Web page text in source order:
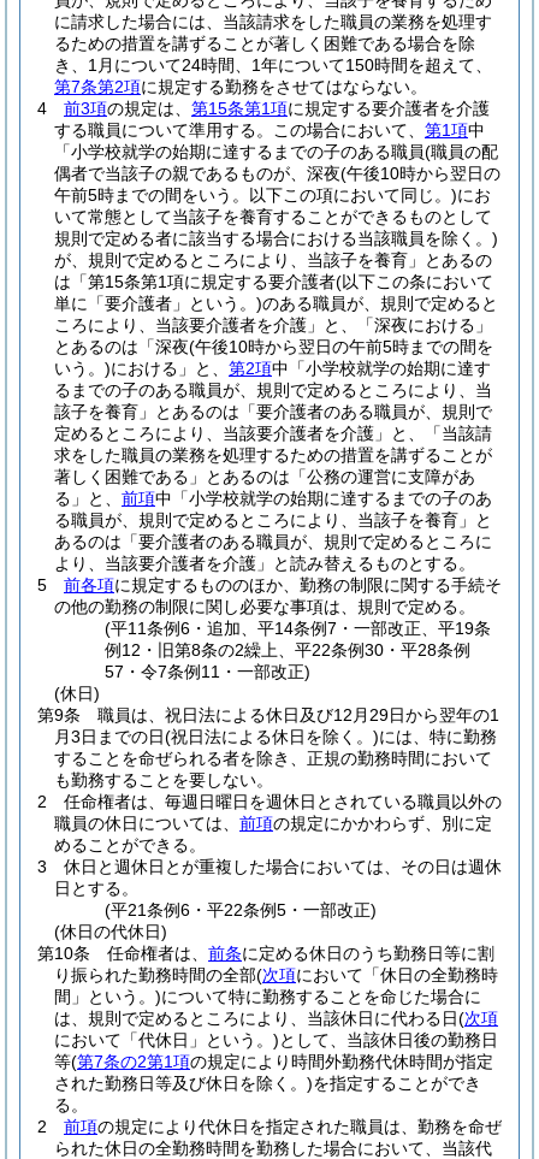
に請求した場合には、当該請求をした職員の業務を処理す
るための措置を講ずることが著しく困難である場合を除
き、1月について24時間、1年について150時間を超えて、
第7条第2項に規定する勤務をさせてはならない。
4
前3項の規定は、 第15条第1項に規定する要介護者を介護
する職員について準用する。
この場合において、 第1項中
「小学校就学の始期に達するまでの子のある職員(職員の配
偶者で当該子の親であるものが、深夜(午後10時から翌日の
午前5時までの間をいう。以下この項において同じ。)にお
いて常態として当該子を養育することができるものとして
規則で定める者に該当する場合における当該職員を除く。)
が、規則で定めるところにより、当該子を養育」とあるの
は「第15条第1項に規定する要介護者(以下この条において
単に「要介護者」という。)のある職員が、規則で定めると
ころにより、当該要介護者を介護」と、「深夜における」
とあるのは「深夜(午後10時から翌日の午前5時までの間を
いう。)における」と、 第2項中「小学校就学の始期に達す
るまでの子のある職員が、規則で定めるところにより、当
該子を養育」とあるのは「要介護者のある職員が、規則で
定めるところにより、当該要介護者を介護」と、「当該請
求をした職員の業務を処理するための措置を講ずることが
著しく困難である」とあるのは「公務の運営に支障があ
る」と、 前項中「小学校就学の始期に達するまでの子のあ
る職員が、規則で定めるところにより、当該子を養育」と
あるのは「要介護者のある職員が、規則で定めるところに
より、当該要介護者を介護」と読み替えるものとする。
5
前各項に規定するもののほか、勤務の制限に関する手続そ
の他の勤務の制限に関し必要な事項は、規則で定める。
(平11条例6・追加、平14条例7・一部改正、平19条
例12・旧第8条の2繰上、平22条例30・平28条例
57・令7条例11・一部改正)
(休日)
第9条
職員は、祝日法による休日及び12月29日から翌年の1
月3日までの日(祝日法による休日を除く。)には、特に勤務
することを命ぜられる者を除き、正規の勤務時間において
も勤務することを要しない。
2
任命権者は、毎週日曜日を週休日とされている職員以外の
職員の休日については、 前項の規定にかかわらず、別に定
めることができる。
3
休日と週休日とが重複した場合においては、その日は週休
日とする。
(平21条例6・平22条例5・一部改正)
(休日の代休日)
第10条
任命権者は、 前条に定める休日のうち勤務日等に割
り振られた勤務時間の全部(次項において「休日の全勤務時
間」という。)について特に勤務することを命じた場合に
は、規則で定めるところにより、当該休日に代わる日(次項
において「代休日」という。)として、当該休日後の勤務日
等(第7条の2第1項の規定により時間外勤務代休時間が指定
された勤務日等及び休日を除く。)を指定することができ
る。
2
前項の規定により代休日を指定された職員は、勤務を命ぜ
られた休日の全勤務時間を勤務した場合において、当該代